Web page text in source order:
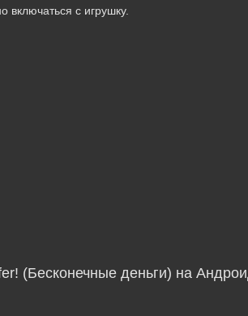
включаться с игрушку.
(Бесконечные деньги) на